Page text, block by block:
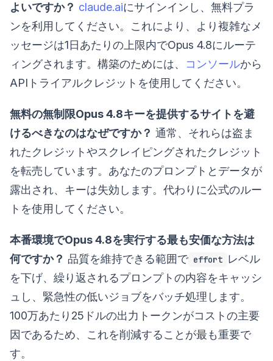
よいですか？ claude.aiにサインインし、無料プラ
ンを利用してください。これにより、より複雑なメ
ッセージは1日あたりの上限内でOpus 4.8にルーテ
ィングされます。構築のためには、 コンソールから
APIトライアルクレジットを使用してください。
無料の無制限Opus 4.8キーを提供するサイトを避
けるべきなのはなぜですか？ 通常、それらは盗ま
れたクレジットやスクレイピングされたクレジット
を転売しています。あなたのプロンプトとデータが
露出され、キーは失効します。代わりに公式のルー
トを使用してください。
本番環境でOpus 4.8を実行する最も安価な方法は
何ですか？ 品質を維持できる範囲で effort レベル
を下げ、繰り返されるプロンプトの内容をキャッシ
ュし、緊急性の低いジョブをバッチ処理します。
100万あたり25ドルの出力トークンがコストの主要
因であるため、これを削減することが最も重要で
す。